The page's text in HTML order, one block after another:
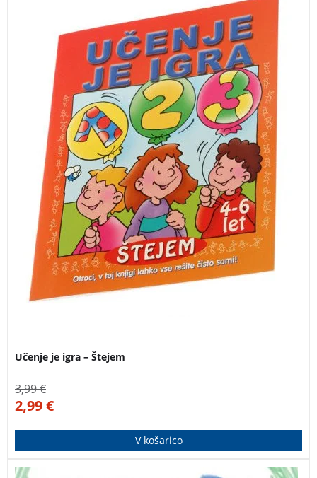
Otroci se s pomočjo delovnega zvezka na igriv način
Učenje je igra – Štejem
3,99€
2,99€
V košarico